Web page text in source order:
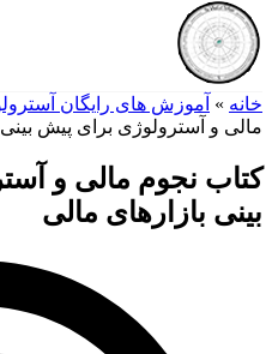
خانه » آموزش های رایگان
مالی و آسترولوژی برای پیش بینی
کتاب نجوم مالی و
بینی بازارهای مالی